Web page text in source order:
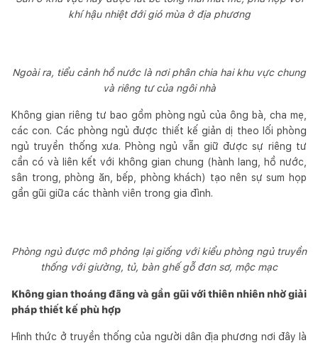
khí hậu nhiệt đới gió mùa ở địa phương
Ngoài ra, tiểu cảnh hồ nước là nơi phân chia hai khu vực chung
và riêng tư của ngôi nhà
Không gian riêng tư bao gồm phòng ngủ của ông bà, cha mẹ,
các con. Các phòng ngủ được thiết kế giản dị theo lối phòng
ngủ truyền thống xưa. Phòng ngủ vẫn giữ được sự riêng tư
cần có và liên kết với không gian chung (hành lang, hồ nước,
sân trong, phòng ăn, bếp, phòng khách) tạo nên sự sum họp
gần gũi giữa các thành viên trong gia đình.
Phòng ngủ được mô phỏng lại giống với kiểu phòng ngủ truyền
thống với giường, tủ, bàn ghế gỗ đơn sơ, mộc mạc
Không gian thoáng đãng và gần gũi với thiên nhiên nhờ giải
pháp thiết kế phù hợp
Hình thức ở truyền thống của người dân địa phương nơi đây là